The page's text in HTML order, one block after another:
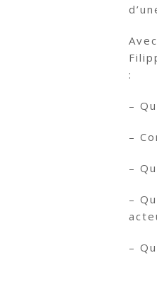
:
–
–
–
–
–